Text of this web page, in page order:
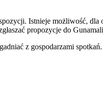
Istnieje możliwość, dla
propozycje do
z gospodarzami